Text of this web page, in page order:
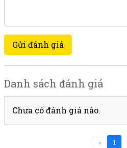
Gửi đánh giá
Danh sách đánh giá
Chưa có đánh giá nào.
« 1